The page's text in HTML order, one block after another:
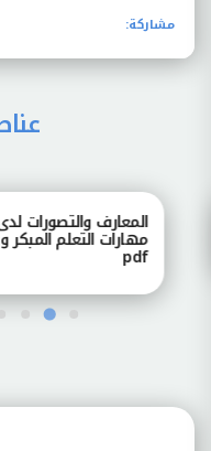
مشاركة:
المعارف والتصورات
مهارات التعلم المبكر
pdf